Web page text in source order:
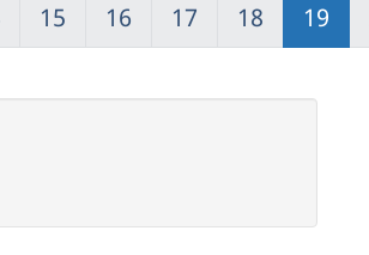
15 16 17 18 19